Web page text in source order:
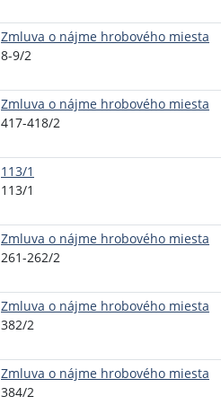
Zmluva o nájme hrobového miesta
8-9/2
Zmluva o nájme hrobového miesta
417-418/2
113/1
113/1
Zmluva o nájme hrobového miesta
261-262/2
Zmluva o nájme hrobového miesta
382/2
Zmluva o nájme hrobového miesta
384/2